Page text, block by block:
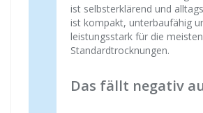
ist selbsterklärend und
ist kompakt, unterbaufähig
leistungsstark für die meisten
Standardtrocknungen.
Das fällt negativ